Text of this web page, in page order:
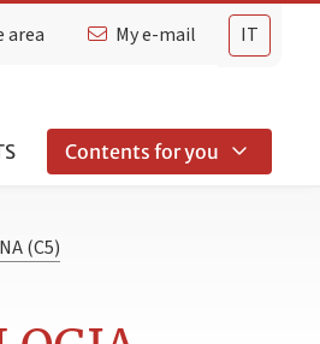
IT
area My e-mail
Contents for you
(C5)